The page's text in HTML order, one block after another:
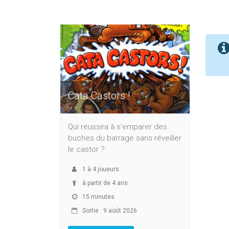
Cata Castors !
Qui réussira à s'emparer des
buches du barrage sans réveiller
le castor ?
1 à 4 joueurs
à partir de 4 ans
15 minutes
Sortie : 9 août 2026